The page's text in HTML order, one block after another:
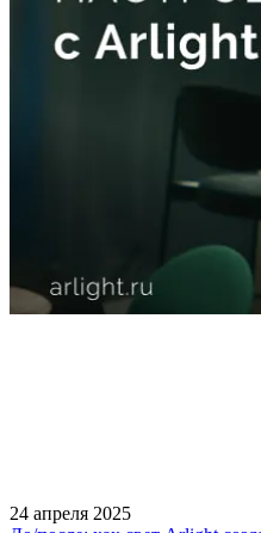
24 апреля 2025